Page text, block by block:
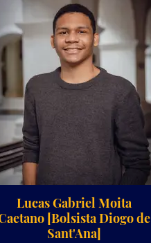
Lucas Gabriel Moita
[Bolsista Diogo de
Sant'Ana]